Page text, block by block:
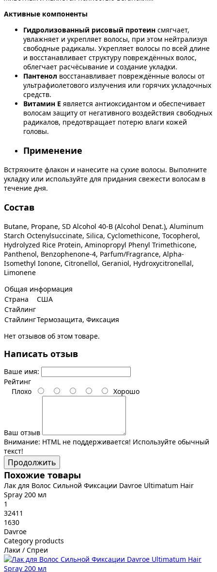
Активные компоненты
Гидролизованный рисовый протеин смягчает,
увлажняет и укрепляет волосы, при этом нейтрализуя
свободные радикалы. Укрепляет волосы по всей длине
и восстанавливает структуру повреждённых волос,
облегчает расчёсывание и создание укладки.
Пантенол восстанавливает повреждённые волосы от
ультрафиолетового излучения или горячих укладочных
средств.
Витамин Е является антиоксидантом и обеспечивает
волосам защиту от негативного воздействия свободных
радикалов, предотвращает потерю влаги кожей
головы.
Применение
Встряхните флакон и нанесите на сухие волосы. Выполните
укладку или используйте для придания свежести волосам в
течение дня.
Состав
Butane, Propane, SD Alcohol 40-B (Alcohol Denat.), Aluminum
Starch Octenylsuccinate, Silica, Cyclomethicone, Tocopherol,
Hydrolyzed Rice Protein, Aminopropyl Phenyl Trimethicone,
Panthenol, Benzophenone-4, Parfum/Fragrance, Alpha-
Isomethyl Ionone, Citronellol, Geraniol, Hydroxycitronellal,
Limonene
Общая информация
Страна
США
Стайлинг
СтайлингТермозащита, Фиксация
Нет отзывов об этом товаре.
Написать отзыв
Ваше имя:
Рейтинг
Плохо
Хорошо
Ваш отзыв
Внимание: HTML не поддерживается! Используйте обычный
текст!
Продолжить
Похожие товары
Лак для Волос Сильной Фиксации Davroe Ultimatum Hair
Spray 200 мл
1
32411
1630
Davroe
Category products
Лаки / Спреи